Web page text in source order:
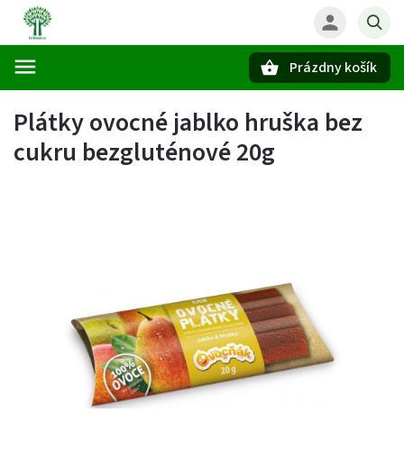
Prázdny košík
Plátky ovocné jablko hruška bez
cukru bezgluténové 20g